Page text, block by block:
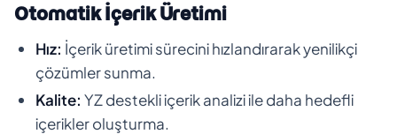
Otomatik İçerik Üretimi
Hız: İçerik üretimi sürecini hızlandırarak yenilikçi
çözümler sunma.
Kalite: YZ destekli içerik analizi ile daha hedefli
içerikler oluşturma.